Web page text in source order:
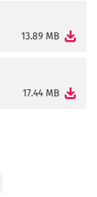
13.89 MB
17.44 MB